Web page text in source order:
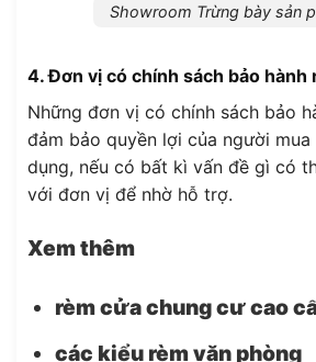
Showroom Trừng bày sản
4. Đơn vị có chính sách bảo hành
Những đơn vị có chính sách bảo
đảm bảo quyền lợi của người mua
dụng, nếu có bất kì vấn đề gì có
với đơn vị để nhờ hỗ trợ.
Xem thêm
rèm cửa chung cư cao
các kiểu rèm văn phòng